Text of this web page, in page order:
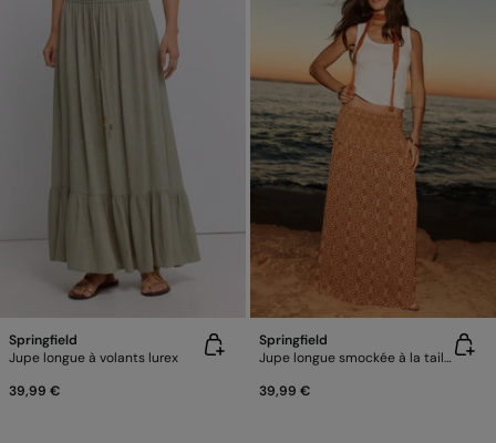
Springfield
Jupe longue à volants lurex
39,99 €
Springfield
Jupe longue smockée à la taille
39,99 €